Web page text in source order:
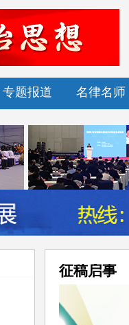
专题报道 名律名师
征稿启事